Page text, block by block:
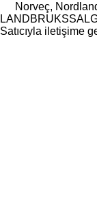
Norveç,
Satıcıyla iletişime